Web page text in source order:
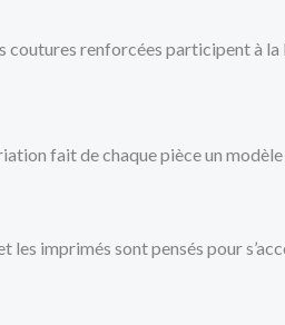
renforcées participent à
fait de chaque pièce un
imprimés sont pensés pour